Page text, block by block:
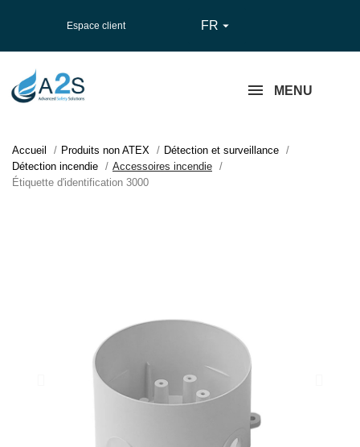
Espace client FR 
MENU
Accueil Produits non ATEX
Détection et surveillance
Détection incendie
Accessoires incendie
Étiquette d'identification 3000